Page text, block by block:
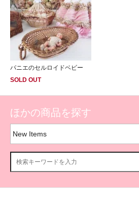
パニエのセルロイドベビー
SOLD OUT
ほかの商品を探す